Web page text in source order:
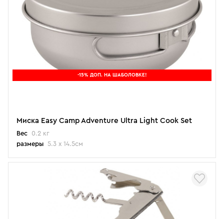
-15% ДОП. НА ШАБОЛОВКЕ!
Миска Easy Camp Adventure Ultra Light Cook Set
Вес
0.2 кг
размеры
5.3 x 14.5см